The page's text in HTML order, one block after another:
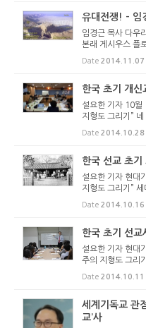
유대전쟁! - 임
임경근 목사 다우
본래 게시우스 플
러나 자기가 다스
구하는 것보다 훨
Date 2014.11.07
한국 초기 개신
설요한 기자 10월
지형도 그리기”
신교와 민족주의
사는 웨스트민스
Date 2014.10.28
한국 선교 초기
설요한 기자 현대
지형도 그리기”
이다. 이 세미나
의의 정의, 기원,
Date 2014.10.16
한국 초기 선교
설요한 기자 현대
주의 지형도 그리
터 시작한 세미나
의의 정의, 기원,
Date 2014.10.11
세계기독교 관
교’사